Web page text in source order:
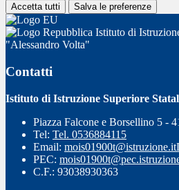
Accetta tutti Salva le preferenze
Istituto di
"Alessandro Volta"
Contatti
Istituto di Istruzione Superiore
Piazza Falcone e Borsellino 5 -
Tel: Tel. 0536884115
Email: mois01900t@istruzione.it
PEC:
C.F.: 93038930363